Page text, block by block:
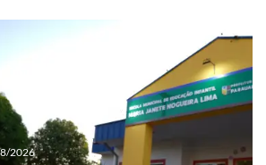
2026